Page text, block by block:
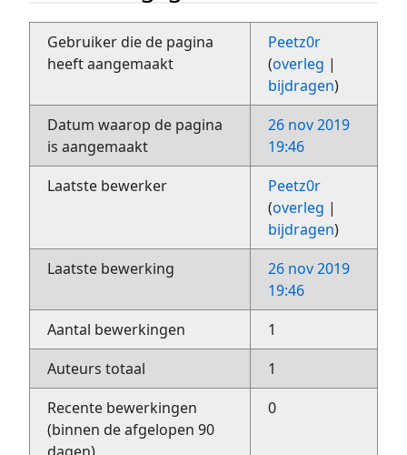
Gebruiker die de pagina
heeft aangemaakt
Peetz0r
(overleg |
bijdragen)
Datum waarop de pagina
is aangemaakt
26 nov 2019
19:46
Laatste bewerker
Peetz0r
(overleg |
bijdragen)
Laatste bewerking
26 nov 2019
19:46
Aantal bewerkingen
1
Auteurs totaal
1
Recente bewerkingen
(binnen de afgelopen 90
0